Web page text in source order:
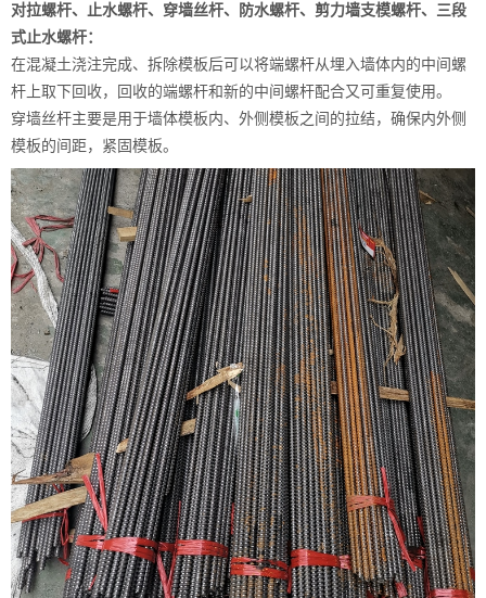
对拉螺杆、止水螺杆、穿墙丝杆、防水螺杆、剪力墙支模螺杆、三段
式止水螺杆：
在混凝土浇注完成、拆除模板后可以将端螺杆从埋入墙体内的中间螺
杆上取下回收，回收的端螺杆和新的中间螺杆配合又可重复使用。
穿墙丝杆主要是用于墙体模板内、外侧模板之间的拉结，确保内外侧
模板的间距，紧固模板。